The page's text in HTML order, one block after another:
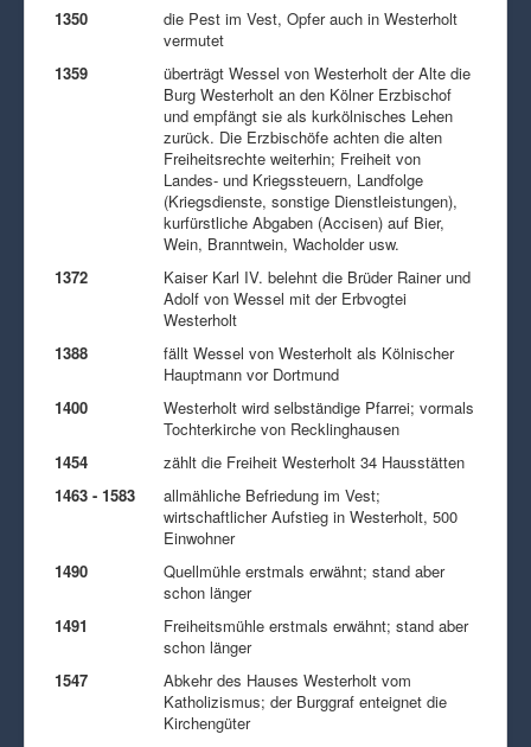
1350
die Pest im Vest, Opfer auch in Westerholt
vermutet
1359
überträgt Wessel von Westerholt der Alte die
Burg Westerholt an den Kölner Erzbischof
und empfängt sie als kurkölnisches Lehen
zurück. Die Erzbischöfe achten die alten
Freiheitsrechte weiterhin; Freiheit von
Landes- und Kriegssteuern, Landfolge
(Kriegsdienste, sonstige Dienstleistungen),
kurfürstliche Abgaben (Accisen) auf Bier,
Wein, Branntwein, Wacholder usw.
1372
Kaiser Karl IV. belehnt die Brüder Rainer und
Adolf von Wessel mit der Erbvogtei
Westerholt
1388
fällt Wessel von Westerholt als Kölnischer
Hauptmann vor Dortmund
1400
Westerholt wird selbständige Pfarrei; vormals
Tochterkirche von Recklinghausen
1454
zählt die Freiheit Westerholt 34 Hausstätten
1463 - 1583
allmähliche Befriedung im Vest;
wirtschaftlicher Aufstieg in Westerholt, 500
Einwohner
1490
Quellmühle erstmals erwähnt; stand aber
schon länger
1491
Freiheitsmühle erstmals erwähnt; stand aber
schon länger
1547
Abkehr des Hauses Westerholt vom
Katholizismus; der Burggraf enteignet die
Kirchengüter